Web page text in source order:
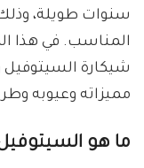
سنوات طويلة،
المناسب. في هذا
شيكارة
مميزاته وعيوبه
ما هو